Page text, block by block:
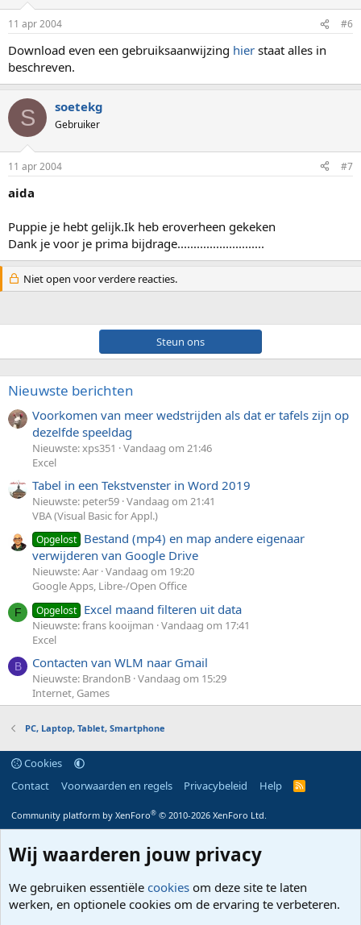
11 apr 2004 #6
Download even een gebruiksaanwijzing hier staat alles in
beschreven.
S soetekg
Gebruiker
11 apr 2004 #7
aida
Puppie je hebt gelijk.Ik heb eroverheen gekeken
Dank je voor je prima bijdrage...........................
Niet open voor verdere reacties.
Steun ons
Nieuwste berichten
Voorkomen van meer wedstrijden als dat er tafels zijn op
dezelfde speeldag
Nieuwste: xps351
Vandaag om 21:46
Excel
Tabel in een Tekstvenster in Word 2019
Nieuwste: peter59 Vandaag om 21:41
VBA (Visual Basic for Appl.)
Opgelost Bestand (mp4) en map andere eigenaar
verwijderen van Google Drive
Nieuwste: Aar Vandaag om 19:20
Google Apps, Libre-/Open Office
F Opgelost Excel maand filteren uit data
Nieuwste: frans kooijman Vandaag om 17:41
Excel
B Contacten van WLM naar Gmail
Nieuwste: BrandonB Vandaag om 15:29
Internet, Games
PC, Laptop, Tablet, Smartphone
Cookies
Contact
Voorwaarden en regels Privacybeleid Help
R
Community platform by XenForo® © 2010-2026 XenForo Ltd.
Wij waarderen jouw privacy
We gebruiken essentiële cookies om deze site te laten
werken, en optionele cookies om de ervaring te verbeteren.